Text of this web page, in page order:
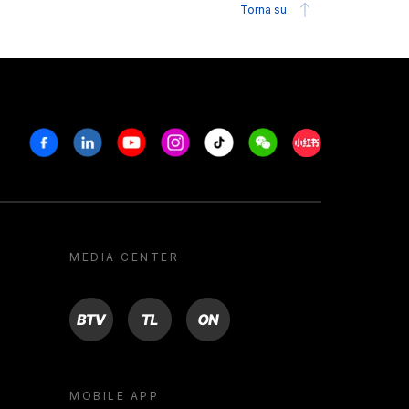
Torna su
FacebookLinkedinYoutubeInstagram
Tiktok WeechatXiaohongshu/
MEDIA CENTER
BTV TL ON
MOBILE APP